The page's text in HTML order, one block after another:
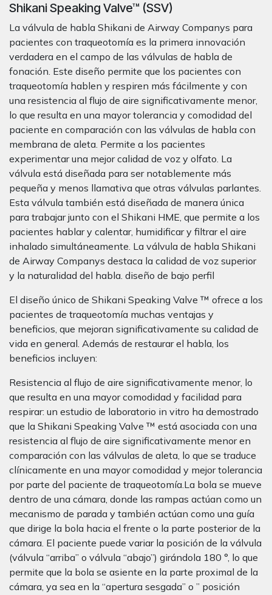
Shikani Speaking Valve™ (SSV)
La válvula de habla Shikani de Airway Companys para
pacientes con traqueotomí­a es la primera innovación
verdadera en el campo de las válvulas de habla de
fonación. Este diseño permite que los pacientes con
traqueotomí­a hablen y respiren más fácilmente y con
una resistencia al flujo de aire significativamente menor,
lo que resulta en una mayor tolerancia y comodidad del
paciente en comparación con las válvulas de habla con
membrana de aleta. Permite a los pacientes
experimentar una mejor calidad de voz y olfato. La
válvula está diseñada para ser notablemente más
pequeña y menos llamativa que otras válvulas parlantes.
Esta válvula también está diseñada de manera única
para trabajar junto con el Shikani HME, que permite a los
pacientes hablar y calentar, humidificar y filtrar el aire
inhalado simultáneamente. La válvula de habla Shikani
de Airway Companys destaca la calidad de voz superior
y la naturalidad del habla. diseño de bajo perfil
El diseño único de Shikani Speaking Valve ™ ofrece a los
pacientes de traqueotomía muchas ventajas y
beneficios, que mejoran significativamente su calidad de
vida en general. Además de restaurar el habla, los
beneficios incluyen:
Resistencia al flujo de aire significativamente menor, lo
que resulta en una mayor comodidad y facilidad para
respirar: un estudio de laboratorio in vitro ha demostrado
que la Shikani Speaking Valve ™ está asociada con una
resistencia al flujo de aire significativamente menor en
comparación con las válvulas de aleta, lo que se traduce
clínicamente en una mayor comodidad y mejor tolerancia
por parte del paciente de traqueotomía.La bola se mueve
dentro de una cámara, donde las rampas actúan como un
mecanismo de parada y también actúan como una guía
que dirige la bola hacia el frente o la parte posterior de la
cámara. El paciente puede variar la posición de la válvula
(válvula “arriba” o válvula “abajo”) girándola 180 °, lo que
permite que la bola se asiente en la parte proximal de la
cámara, ya sea en la “apertura sesgada” o ” posición